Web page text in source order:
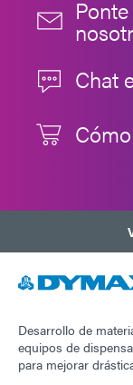
Chat
Desarrollo de
equipos de
para mejorar